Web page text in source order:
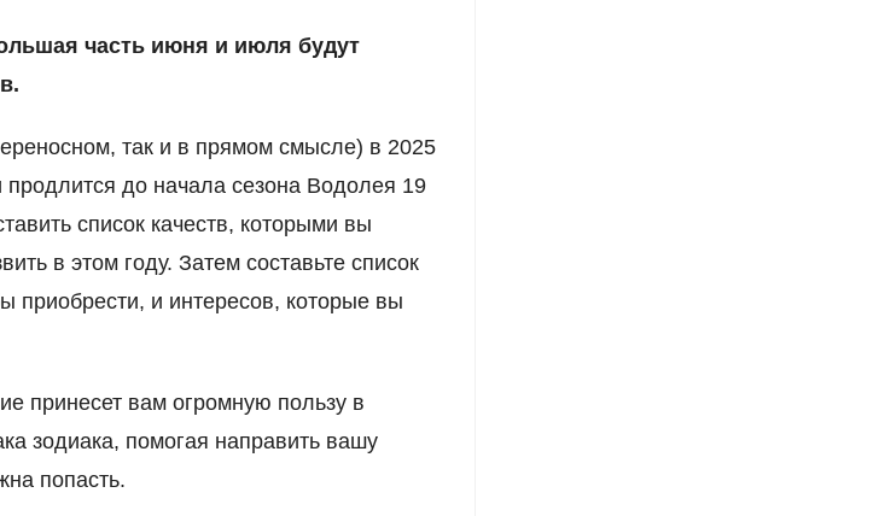
часть июня и июля будут
так и в прямом смысле) в 2025
продлится до начала сезона Водолея 19
список качеств, которыми вы
в этом году. Затем составьте список
приобрести, и интересов, которые вы
принесет вам огромную пользу в
зодиака, помогая направить вашу
попасть.